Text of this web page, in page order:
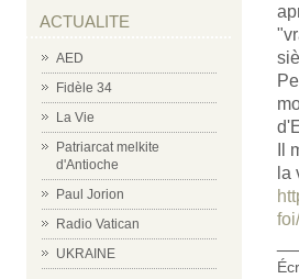
ACTUALITE
AED
Fidèle 34
La Vie
Patriarcat melkite
d'Antioche
Paul Jorion
Radio Vatican
UKRAINE
Il
la